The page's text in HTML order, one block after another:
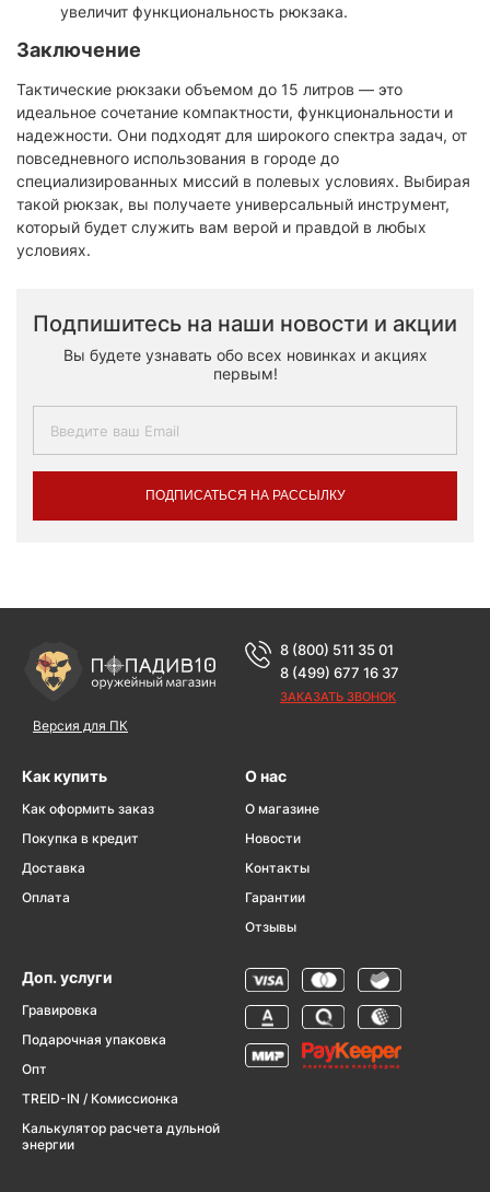
увеличит функциональность рюкзака.
Заключение
Тактические рюкзаки объемом до 15 литров — это
идеальное сочетание компактности, функциональности и
надежности. Они подходят для широкого спектра задач, от
повседневного использования в городе до
специализированных миссий в полевых условиях. Выбирая
такой рюкзак, вы получаете универсальный инструмент,
который будет служить вам верой и правдой в любых
условиях.
Подпишитесь на наши новости и акции
Вы будете узнавать обо всех новинках и акциях
первым!
ПОДПИСАТЬСЯ НА РАССЫЛКУ
Версия для ПК
8 (800) 511 35 01
8 (499) 677 16 37
ЗАКАЗАТЬ ЗВОНОК
Как купить
Как оформить заказ
Покупка в кредит
Доставка
Оплата
О нас
О магазине
Новости
Контакты
Гарантии
Отзывы
Доп. услуги
Гравировка
Подарочная упаковка
Опт
TREID-IN / Комиссионка
Калькулятор расчета дульной
энергии